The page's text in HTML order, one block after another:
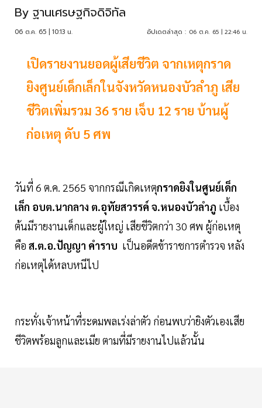
By ฐานเศรษฐกิจดิจิทัล
06 ต.ค. 65 | 10:13 น. อัปเดตล่าสุด : 06 ต.ค. 65 | 22:46 น.
เปิดรายงานยอดผู้เสียชีวิต จากเหตุกราด
ยิงศูนย์เด็กเล็กในจังหวัดหนองบัวลำภู เสีย
ชีวิตเพิ่มรวม 36 ราย เจ็บ 12 ราย บ้านผู้
ก่อเหตุ ดับ 5 ศพ
วันที่ 6 ต.ค. 2565 จากกรณีเกิดเหตุกราดยิงในศูนย์เด็ก
เล็ก อบต.นากลาง ต.อุทัยสวรรค์ จ.หนองบัวลำภู เบื้อง
ต้นมีรายงานเด็กและผู้ใหญ่ เสียชีวิตกว่า 30 ศพ ผู้ก่อเหตุ
คือ ส.ต.อ.ปัญญา คำราบ เป็นอดีตข้าราชการตำรวจ หลัง
ก่อเหตุได้หลบหนีไป
กระทั่งเจ้าหน้าที่ระดมพลเร่งล่าตัว ก่อนพบว่ายิงตัวเองเสีย
ชีวิตพร้อมลูกและเมีย ตามที่มีรายงานไปแล้วนั้น